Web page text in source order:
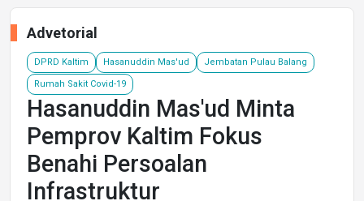
Advetorial
DPRD Kaltim Hasanuddin Mas'ud Jembatan Pulau Balang
Rumah Sakit Covid-19
Hasanuddin Mas'ud Minta
Pemprov Kaltim Fokus
Benahi Persoalan
Infrastruktur